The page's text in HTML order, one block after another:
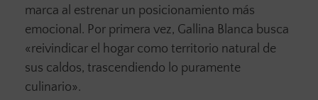
marca al estrenar un posicionamiento más
emocional. Por primera vez, Gallina Blanca busca
«reivindicar el hogar como territorio natural de
sus caldos, trascendiendo lo puramente
culinario».